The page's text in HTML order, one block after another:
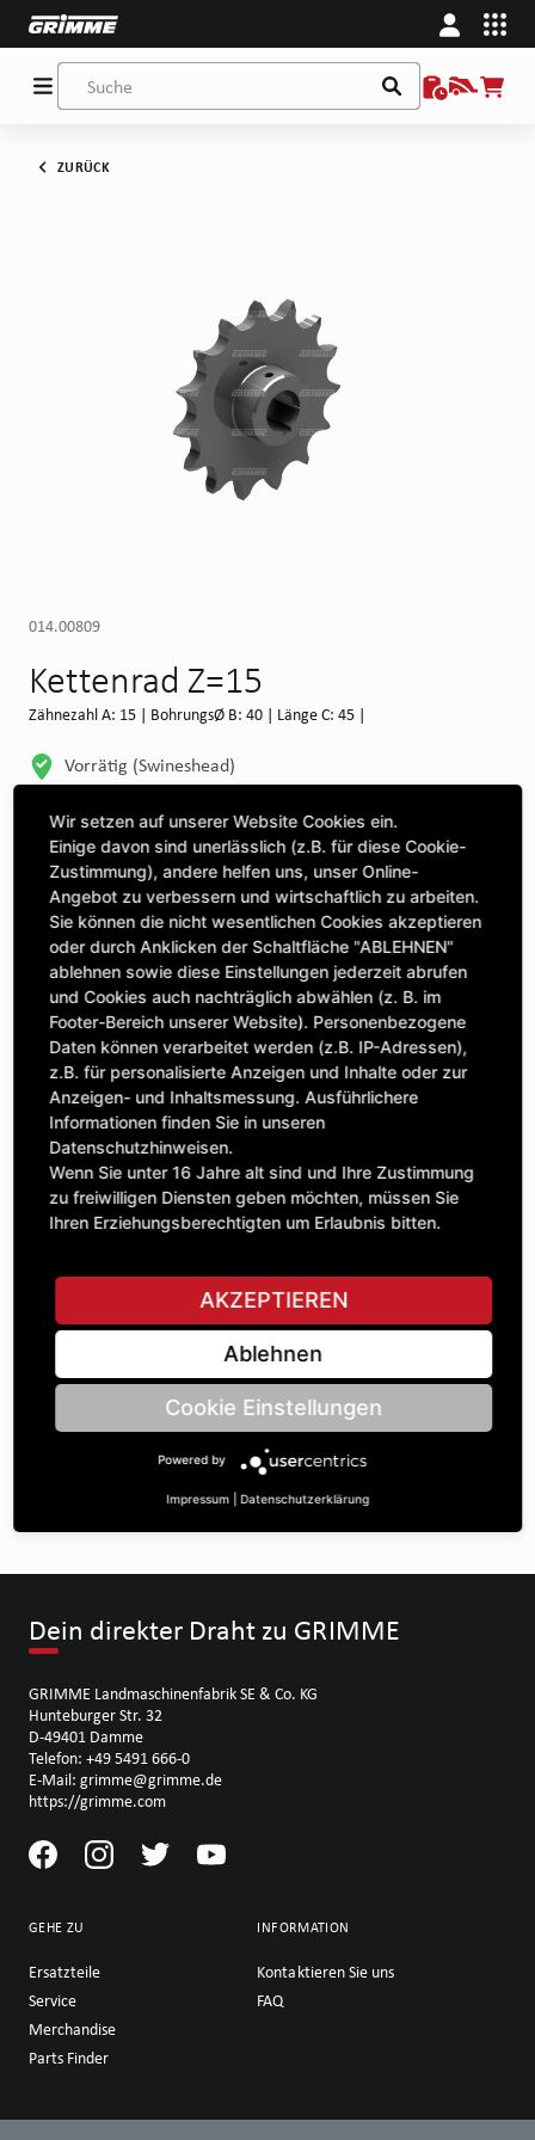
ZURÜCK
014.00809
Kettenrad Z=15
Zähnezahl A: 15 | BohrungsØ B: 40 | Länge C: 45 |
Vorrätig (Swineshead)
Maschine auswählen, um Kompatibilität zu sehen
MASCHINE AUSWÄHLEN
CLICK & COLLECT
Bestellungen bei Deinem bevorzugten Standort abholen
240,81 £
exkl. MwSt.
Anzahl
IN DEN WARENKORB
KETTENRÄdeR EINFACH ¾“ | Zähnezahl A: 15 | BohrungsØ B:
40 | Länge C: 45 |
Dein direkter Draht zu GRIMME
GRIMME Landmaschinenfabrik SE & Co. KG
Hunteburger Str. 32
D-49401 Damme
Telefon: +49 5491 666-0
E-Mail: grimme@grimme.de
https://grimme.com
GEHE ZU
Ersatzteile
Service
Merchandise
Parts Finder
INFORMATION
Kontaktieren Sie uns
FAQ
Wir setzen auf unserer Website Cookies ein.
Einige davon sind unerlässlich (z.B. für diese Cookie-
Zustimmung), andere helfen uns, unser Online-
Angebot zu verbessern und wirtschaftlich zu arbeiten.
Sie können die nicht wesentlichen Cookies akzeptieren
oder durch Anklicken der Schaltfläche "ABLEHNEN"
ablehnen sowie diese Einstellungen jederzeit abrufen
und Cookies auch nachträglich abwählen (z. B. im
Footer-Bereich unserer Website). Personenbezogene
Daten können verarbeitet werden (z.B. IP-Adressen),
z.B. für personalisierte Anzeigen und Inhalte oder zur
Anzeigen- und Inhaltsmessung. Ausführlichere
Informationen finden Sie in unseren
Datenschutzhinweisen.
Wenn Sie unter 16 Jahre alt sind und Ihre Zustimmung
zu freiwilligen Diensten geben möchten, müssen Sie
Ihren Erziehungsberechtigten um Erlaubnis bitten.
AKZEPTIEREN
Ablehnen
Cookie Einstellungen
Powered by
Impressum Datenschutzerklärung